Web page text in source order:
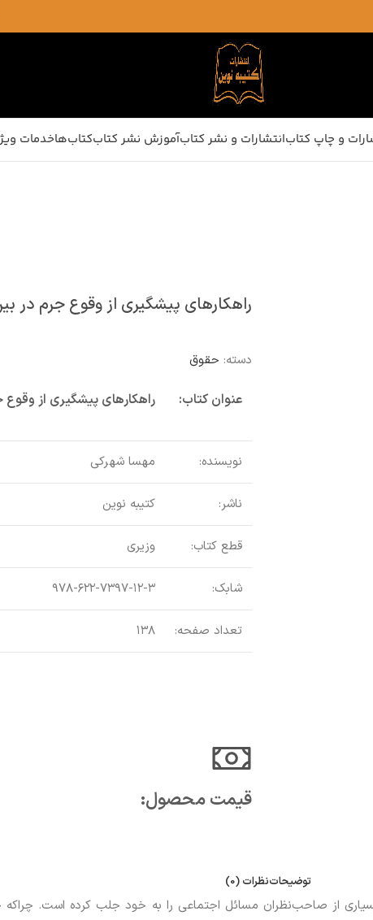
و چاپ کتابانتشارات و نشر کتابآموزش نشر کتابکتاب‌هاخدمات
راهکارهای پیشگیری از وقوع جرم در
دسته: حقوق
عنوان کتاب: راهکارهای پیشگیری از وقوع
نویسنده: مهسا شهرکی
ناشر: کتیبه نوین
قطع کتاب: وزیری
شابک: ۹۷۸-۶۲۲-۷۳۹۷-۱۲-۳
تعداد صفحه: ۱۳۸
قیمت محصول:​
توضیحاتنظرات (0)
از صاحب‌نظران مسائل اجتماعی را به خود جلب کرده است. چراکه